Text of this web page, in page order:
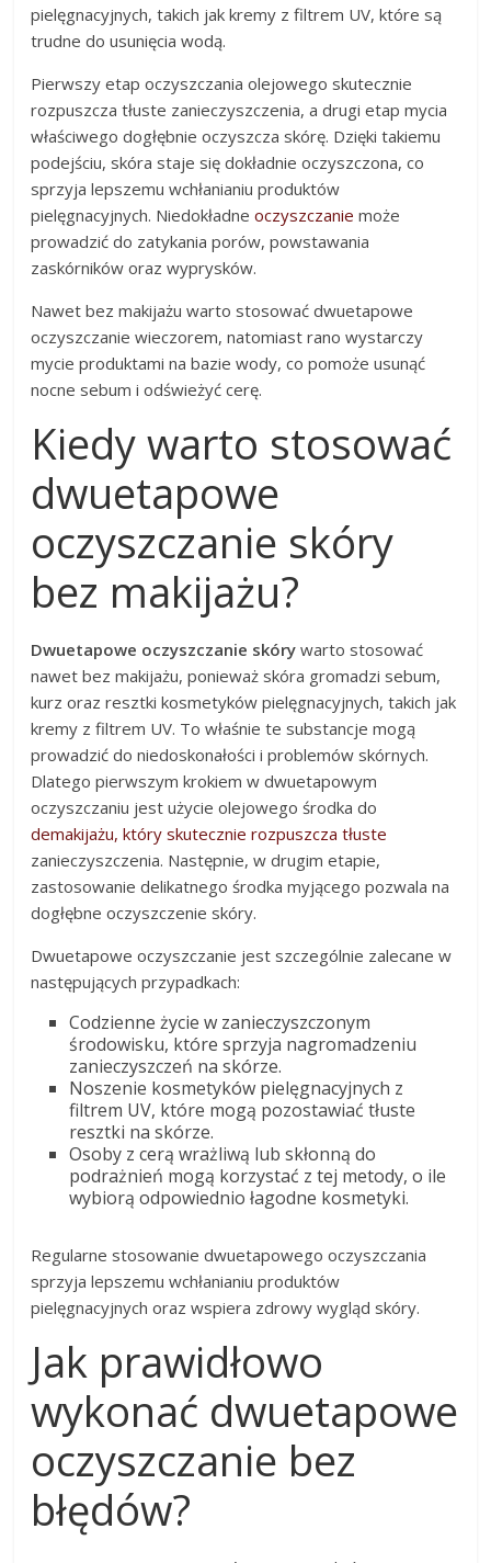
pielęgnacyjnych, takich jak kremy z filtrem UV, które są
trudne do usunięcia wodą.
Pierwszy etap oczyszczania olejowego skutecznie
rozpuszcza tłuste zanieczyszczenia, a drugi etap mycia
właściwego dogłębnie oczyszcza skórę. Dzięki takiemu
podejściu, skóra staje się dokładnie oczyszczona, co
sprzyja lepszemu wchłanianiu produktów
pielęgnacyjnych. Niedokładneoczyszczanie może
prowadzić do zatykania porów, powstawania
zaskórników oraz wyprysków.
Nawet bez makijażu warto stosować dwuetapowe
oczyszczanie wieczorem, natomiast rano wystarczy
mycie produktami na bazie wody, co pomoże usunąć
nocne sebum i odświeżyć cerę.
Kiedy warto stosować
dwuetapowe
oczyszczanie skóry
bez makijażu?
Dwuetapowe oczyszczanie skóry warto stosować
nawet bez makijażu, ponieważ skóra gromadzi sebum,
kurz oraz resztki kosmetyków pielęgnacyjnych, takich jak
kremy z filtrem UV. To właśnie te substancje mogą
prowadzić do niedoskonałości i problemów skórnych.
Dlatego pierwszym krokiem w dwuetapowym
oczyszczaniu jest użycie olejowego środka do
demakijażu, który skutecznie rozpuszcza tłuste
zanieczyszczenia. Następnie, w drugim etapie,
zastosowanie delikatnego środka myjącego pozwala na
dogłębne oczyszczenie skóry.
Dwuetapowe oczyszczanie jest szczególnie zalecane w
następujących przypadkach:
Codzienne życie w zanieczyszczonym
środowisku, które sprzyja nagromadzeniu
zanieczyszczeń na skórze.
Noszenie kosmetyków pielęgnacyjnych z
filtrem UV, które mogą pozostawiać tłuste
resztki na skórze.
Osoby z cerą wrażliwą lub skłonną do
podrażnień mogą korzystać z tej metody, o ile
wybiorą odpowiednio łagodne kosmetyki.
Regularne stosowanie dwuetapowego oczyszczania
sprzyja lepszemu wchłanianiu produktów
pielęgnacyjnych oraz wspiera zdrowy wygląd skóry.
Jak prawidłowo
wykonać dwuetapowe
oczyszczanie bez
błędów?